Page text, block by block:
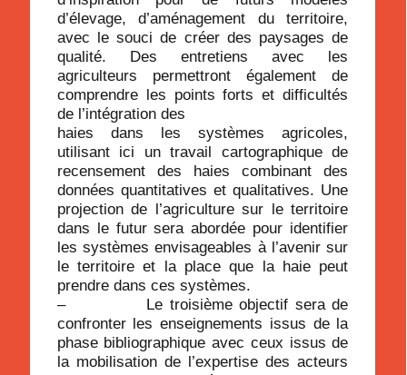
d’élevage, d’aménagement du territoire,
avec le souci de créer des paysages de
qualité. Des entretiens avec les
agriculteurs permettront également de
comprendre les points forts et difficultés
de l’intégration des
haies dans les systèmes agricoles,
utilisant ici un travail cartographique de
recensement des haies combinant des
données quantitatives et qualitatives. Une
projection de l’agriculture sur le territoire
dans le futur sera abordée pour identifier
les systèmes envisageables à l’avenir sur
le territoire et la place que la haie peut
prendre dans ces systèmes.
– Le troisième objectif sera de
confronter les enseignements issus de la
phase bibliographique avec ceux issus de
la mobilisation de l’expertise des acteurs